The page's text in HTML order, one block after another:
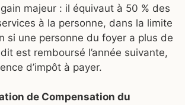
majeur : il équivaut à 50 % des
à la personne, dans la limite
si une personne du foyer a plus de
est remboursé l’année suivante,
d’impôt à payer.
de Compensation du